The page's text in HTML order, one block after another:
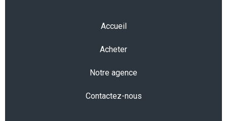
Accueil
Acheter
Notre agence
Contactez-nous